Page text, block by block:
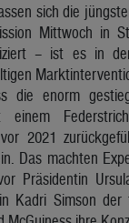
sich die
Mittwoch in
– ist es in
die enorm
einem
2021
Das machten
Präsidentin
Kadri Simson